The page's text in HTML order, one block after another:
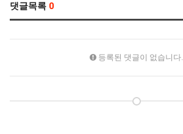
댓글목록 0
등록된 댓글이 없습니다.